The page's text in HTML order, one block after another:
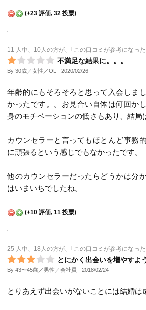
(+23 評価, 32 投票)
11 人中、10人の方が、｢この口コミが参考になった
不満足な結果に。。。
By 30歳／女性／OL - 2020/02/26
年齢的にもそろそろと思って入会しま
かったです。。お見合い自体は何回か
身のモチベーションの低さもあり、結局
カウンセラーと言ってもほとんど事務
に頑張るという感じでもなかったです。
他のカウンセラーだったらどうかは分
はいまいちでしたね。
(+10 評価, 11 投票)
25 人中、18人の方が、｢この口コミが参考になった
とにかく出会いを増やすよ
By 43〜45歳／男性／会社員 - 2018/02/24
とりあえず出会いがないことには結婚は